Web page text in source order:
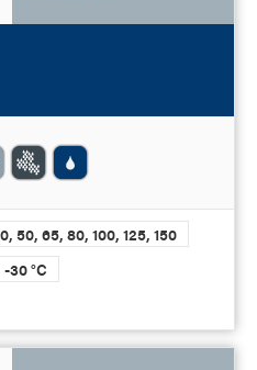
50, 65, 80, 100, 125, 150
-30 °C